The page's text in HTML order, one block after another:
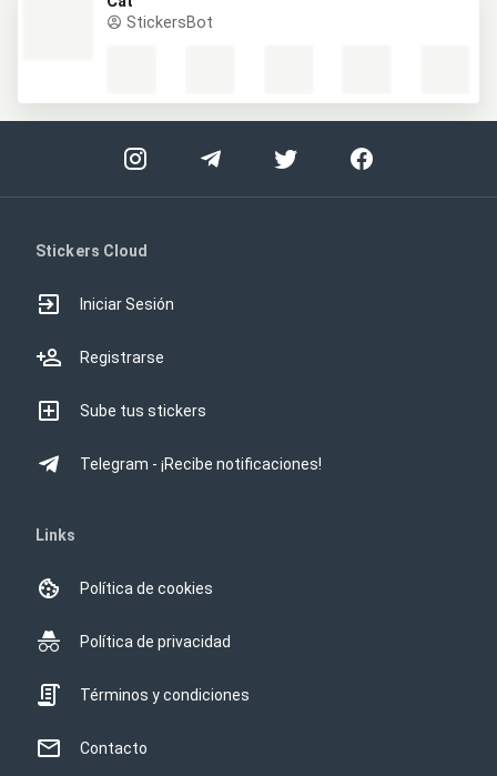
StickersBot
Stickers Cloud
Iniciar Sesión
Registrarse
Sube tus stickers
Telegram - ¡Recibe notificaciones!
Links
Política de cookies
Política de privacidad
Términos y condiciones
Contacto